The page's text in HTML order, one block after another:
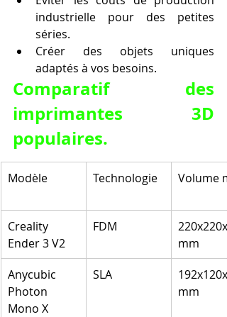
industrielle pour des petites
séries.
Créer des objets uniques
adaptés à vos besoins.
Comparatif des
imprimantes 3D
populaires.
Modèle Technologie Volume
Creality
Ender 3 V2
FDM
mm
Anycubic
Photon
Mono X
SLA
mm